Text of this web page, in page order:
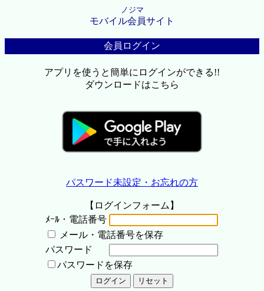
ノジマ
モバイル会員サイト
会員ログイン
アプリを使うと簡単にログインができる!!
ダウンロードはこちら
パスワード未設定・お忘れの方
【ログインフォーム】
ﾒｰﾙ・電話番号
メール・電話番号を保存
パスワード
パスワードを保存